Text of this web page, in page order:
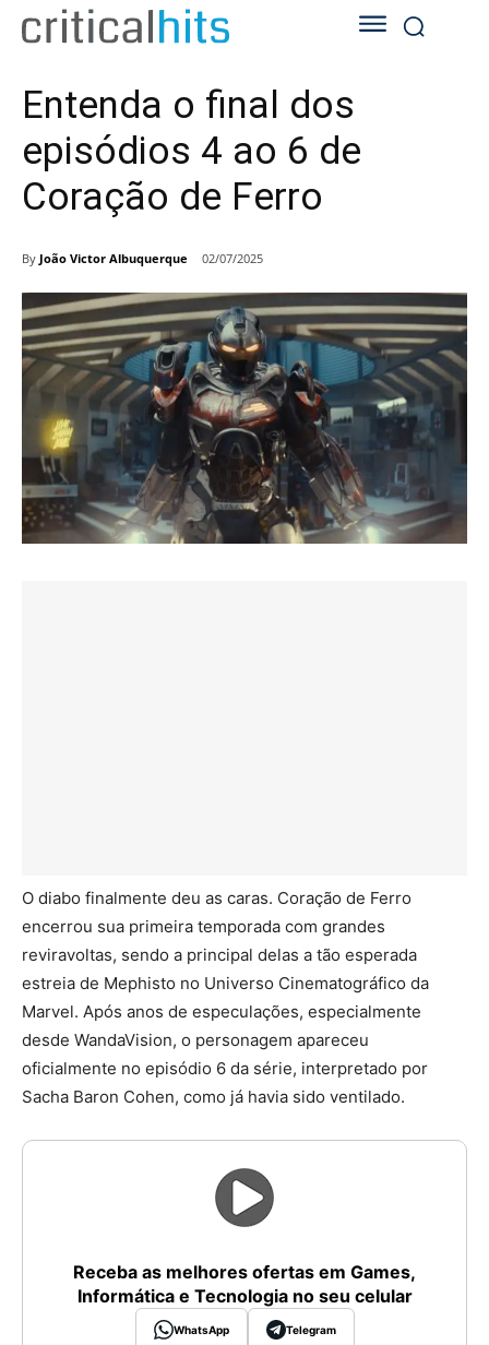
Entenda o final dos
episódios 4 ao 6 de
Coração de Ferro
By João Victor Albuquerque 02/07/2025
O diabo finalmente deu as caras. Coração de Ferro
encerrou sua primeira temporada com grandes
reviravoltas, sendo a principal delas a tão esperada
estreia de Mephisto no Universo Cinematográfico da
Marvel. Após anos de especulações, especialmente
desde WandaVision, o personagem apareceu
oficialmente no episódio 6 da série, interpretado por
Sacha Baron Cohen, como já havia sido ventilado.
Receba as melhores ofertas em Games,
Informática e Tecnologia no seu celular
WhatsApp Telegram